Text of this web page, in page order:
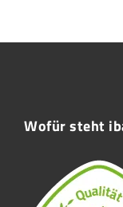
Wofür steht